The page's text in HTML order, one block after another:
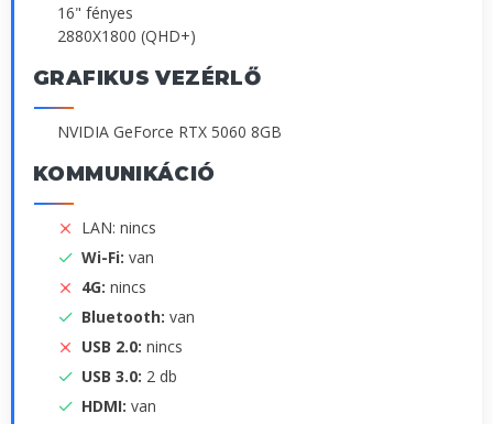
16" fényes
2880X1800 (QHD+)
GRAFIKUS VEZÉRLŐ
NVIDIA GeForce RTX 5060 8GB
KOMMUNIKÁCIÓ
LAN: nincs
Wi-Fi: van
4G: nincs
Bluetooth: van
USB 2.0: nincs
USB 3.0: 2 db
HDMI: van